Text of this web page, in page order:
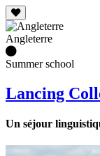
Angleterre
Summer school
Lancing
Un séjour